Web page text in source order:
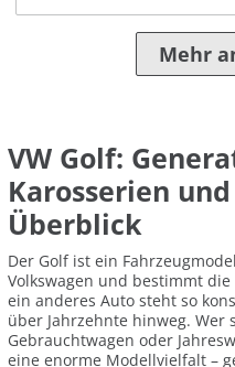
Mehr
VW Golf:
Karosserien
Überblick
Der Golf ist ein
Volkswagen und bestimmt
ein anderes Auto steht so
über Jahrzehnte hinweg. Wer
Gebrauchtwagen oder
eine enorme Modellvielfalt –